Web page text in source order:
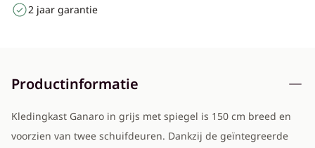
2 jaar garantie
Productinformatie
Kledingkast Ganaro in grijs met spiegel is 150 cm breed en
voorzien van twee schuifdeuren. Dankzij de geïntegreerde